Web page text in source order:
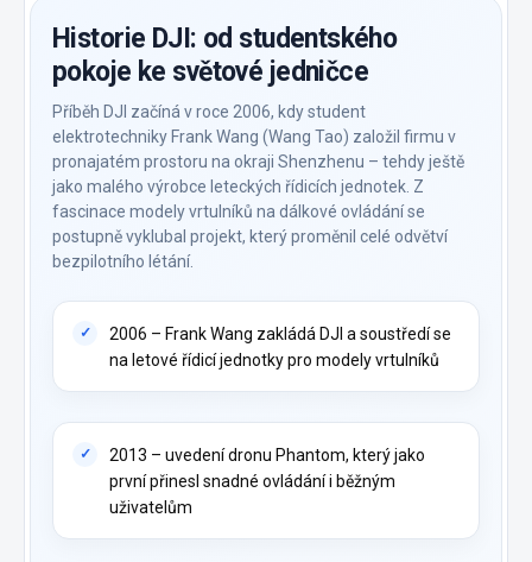
Historie DJI: od studentského
pokoje ke světové jedničce
Příběh DJI začíná v roce 2006, kdy student
elektrotechniky Frank Wang (Wang Tao) založil firmu v
pronajatém prostoru na okraji Shenzhenu – tehdy ještě
jako malého výrobce leteckých řídicích jednotek. Z
fascinace modely vrtulníků na dálkové ovládání se
postupně vyklubal projekt, který proměnil celé odvětví
bezpilotního létání.
2006 – Frank Wang zakládá DJI a soustředí se
na letové řídicí jednotky pro modely vrtulníků
2013 – uvedení dronu Phantom, který jako
první přinesl snadné ovládání i běžným
uživatelům